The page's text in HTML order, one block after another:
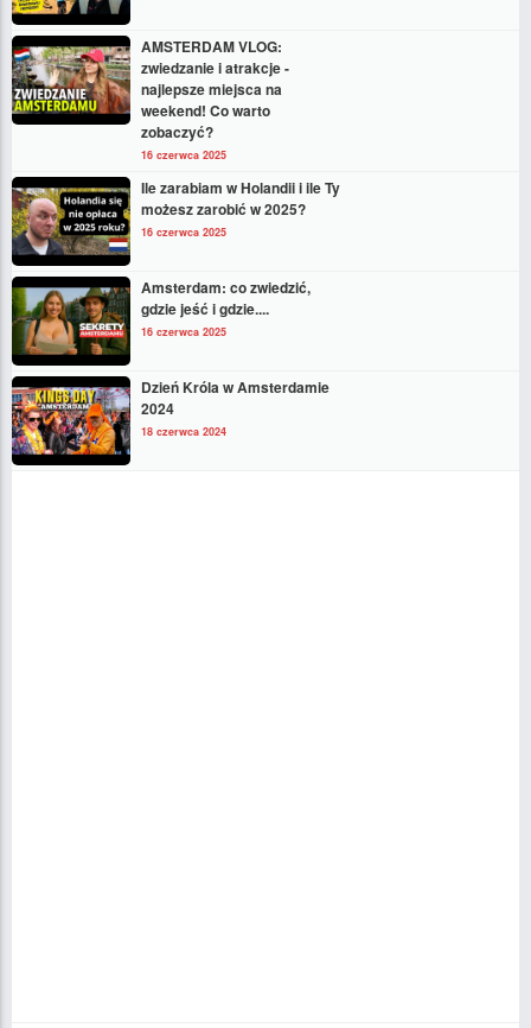
AMSTERDAM VLOG:
zwiedzanie i atrakcje -
najlepsze miejsca na
weekend! Co warto
zobaczyć?
16 czerwca 2025
Ile zarabiam w Holandii i ile Ty
możesz zarobić w 2025?
16 czerwca 2025
Amsterdam: co zwiedzić,
gdzie jeść i gdzie....
16 czerwca 2025
Dzień Króla w Amsterdamie
2024
18 czerwca 2024